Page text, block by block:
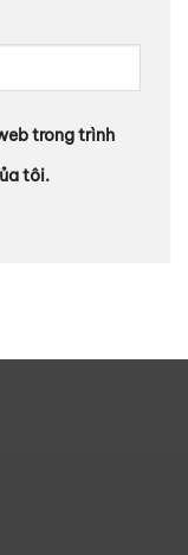
trong trình
tôi.